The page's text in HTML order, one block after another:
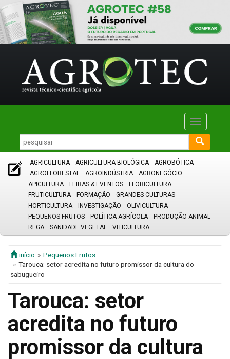
Toggle
AGRICULTURA AGRICULTURA BIOLÓGICA
AGROBÓTICA
AGROFLORESTAL
AGROINDÚSTRIA
AGRONEGÓCIO
APICULTURA
FEIRAS & EVENTOS
FLORICULTURA
FRUTICULTURA
FORMAÇÃO
GRANDES CULTURAS
HORTICULTURA
INVESTIGAÇÃO
OLIVICULTURA
PEQUENOS FRUTOS
POLÍTICA AGRÍCOLA
PRODUÇÃO ANIMAL
REGA
SANIDADE VEGETAL VITICULTURA
início
Pequenos Frutos
Tarouca: setor acredita no futuro promissor da cultura do
sabugueiro
Tarouca: setor
acredita no futuro
promissor da cultura